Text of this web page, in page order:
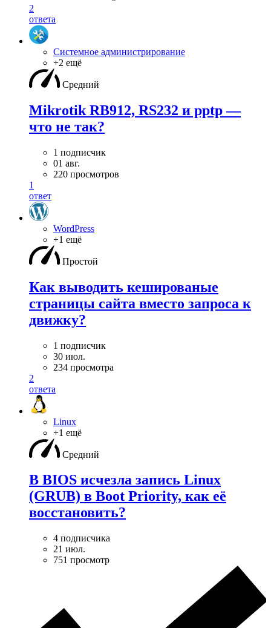
2
ответа
Системное администрирование
+2 ещё
Средний
Mikrotik RB912, RS232 и pptp —
что не так?
1 подписчик
01 авг.
220 просмотров
1
ответ
WordPress
+1 ещё
Простой
Как выводить кешированые
страницы сайта вместо запроса к
движку?
1 подписчик
30 июл.
234 просмотра
2
ответа
Linux
+1 ещё
Средний
В BIOS исчезла запись Linux
(GRUB) в Boot Priority, как её
восстановить?
4 подписчика
21 июл.
751 просмотр